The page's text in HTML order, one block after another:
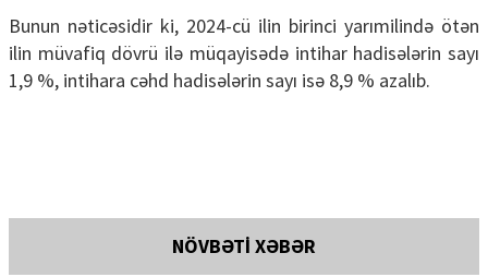
Bunun nəticəsidir ki, 2024-cü ilin birinci yarımilində ötən
ilin müvafiq dövrü ilə müqayisədə intihar hadisələrin sayı
1,9 %, intihara cəhd hadisələrin sayı isə 8,9 % azalıb.
NÖVBƏTİ XƏBƏR